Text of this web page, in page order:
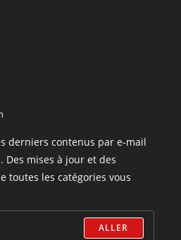
derniers contenus par e-mail
mises à jour et des
toutes les catégories vous
ALLER